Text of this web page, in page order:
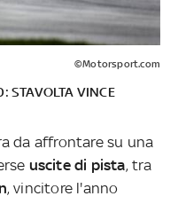
©Motorsport.com
STAVOLTA VINCE
da affrontare su una
uscite di pista, tra
, vincitore l'anno